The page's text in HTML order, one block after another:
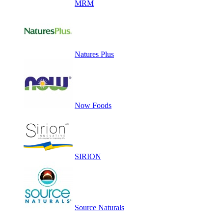
MRM
Natures Plus
Now Foods
SIRION
Source Naturals